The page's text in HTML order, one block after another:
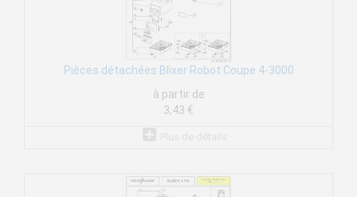
Pièces détachées Blixer Robot Coupe 4-3000
à partir de
3,43 €